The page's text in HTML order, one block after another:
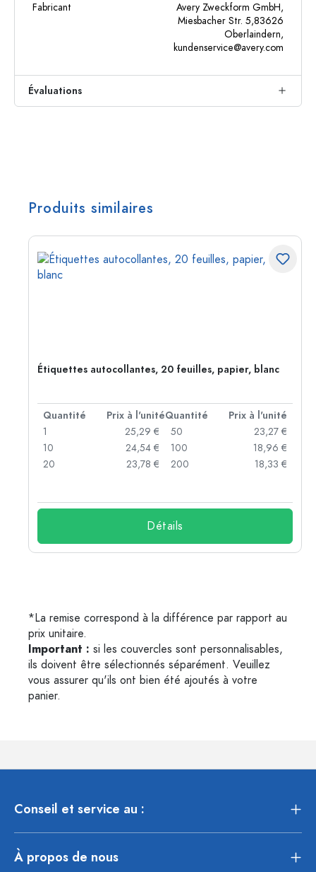
Fabricant
Avery Zweckform GmbH,
Miesbacher Str. 5,83626
Oberlaindern,
kundenservice@avery.com
Évaluations
Produits similaires
Étiquettes autocollantes, 20 feuilles, papier, blanc
Quantité Prix à l'unitéQuantité
Prix à l'unité
1
25,29 €
10
24,54 €
20
23,78 €
50
23,27 €
100
18,96 €
200
18,33 €
Détails
*La remise correspond à la différence par rapport au
prix unitaire.
Important : si les couvercles sont personnalisables,
ils doivent être sélectionnés séparément. Veuillez
vous assurer qu'ils ont bien été ajoutés à votre
panier.
Conseil et service au :
À propos de nous